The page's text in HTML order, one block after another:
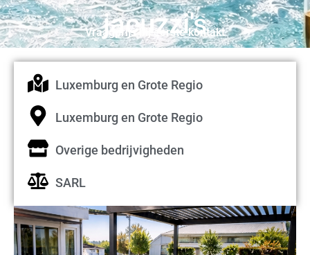
jacuzzi's
Vraagprijs bij eerste kontakt
Luxemburg en Grote Regio
Luxemburg en Grote Regio
Overige bedrijvigheden
SARL